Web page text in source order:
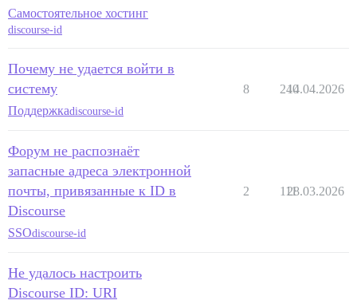
Самостоятельное хостинг
discourse-id
Почему не удается войти в
систему
Поддержкаdiscourse-id
8 240
14.04.2026
Форум не распознаёт
запасные адреса электронной
почты, привязанные к ID в
Discourse
SSOdiscourse-id
2 111
28.03.2026
Не удалось настроить
Discourse ID: URI